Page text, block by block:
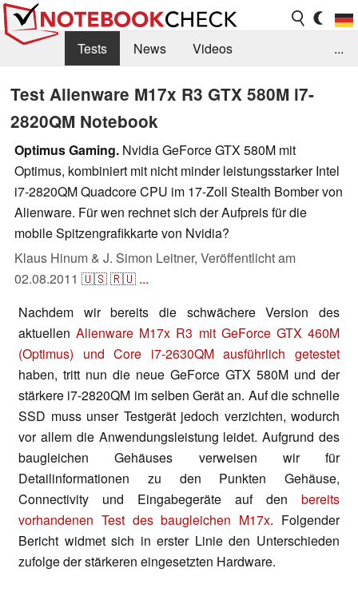
Tests News
Videos
Kaufberatung
Deals
Forum
...
Test Alienware M17x R3 GTX 580M i7-
2820QM Notebook
Optimus Gaming. Nvidia GeForce GTX 580M mit
Optimus, kombiniert mit nicht minder leistungsstarker Intel
i7-2820QM Quadcore CPU im 17-Zoll Stealth Bomber von
Alienware. Für wen rechnet sich der Aufpreis für die
mobile Spitzengrafikkarte von Nvidia?
Klaus Hinum & J. Simon Leitner, Veröffentlicht am
02.08.2011 🇺🇸🇷🇺 ...
Nachdem wir bereits die schwächere Version des
aktuellenAlienware M17x R3 mit GeForce GTX 460M
(Optimus) und Core i7-2630QM ausführlich getestet
haben, tritt nun die neue GeForce GTX 580M und der
stärkere i7-2820QM im selben Gerät an. Auf die schnelle
SSD muss unser Testgerät jedoch verzichten, wodurch
vor allem die Anwendungsleistung leidet. Aufgrund des
baugleichen Gehäuses verweisen wir für
Detailinformationen zu den Punkten Gehäuse,
Connectivity und Eingabegeräte auf den bereits
vorhandenen Test des baugleichen M17x. Folgender
Bericht widmet sich in erster Linie den Unterschieden
zufolge der stärkeren eingesetzten Hardware.